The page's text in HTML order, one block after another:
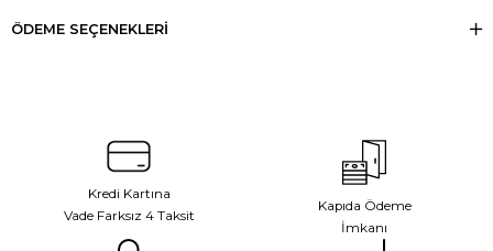
ÖDEME SEÇENEKLERI
Kredi Kartına
Vade Farksız 4 Taksit
Kapıda Ödeme
İmkanı